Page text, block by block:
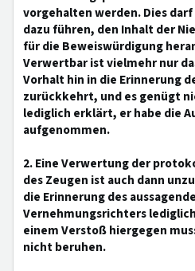
vorgehalten werden. Dies
dazu führen, den Inhalt der
für die Beweiswürdigung
Verwertbar ist vielmehr nur
Vorhalt hin in die Erinnerung
zurückkehrt, und es genügt
lediglich erklärt, er habe die
aufgenommen.
2. Eine Verwertung der
des Zeugen ist auch dann
die Erinnerung des
Vernehmungsrichters
einem Verstoß hiergegen
nicht beruhen.